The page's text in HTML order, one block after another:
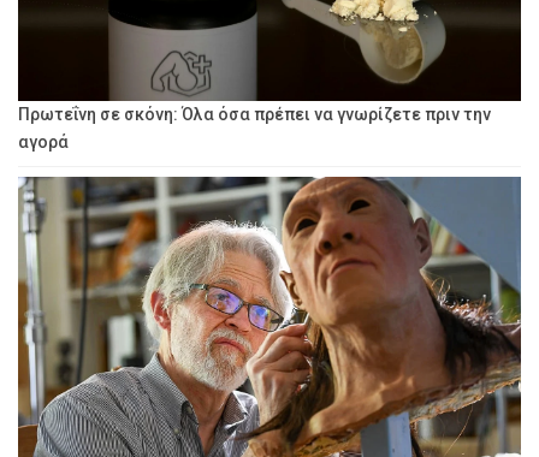
Πρωτεΐνη σε σκόνη: Όλα όσα πρέπει να γνωρίζετε πριν την
αγορά